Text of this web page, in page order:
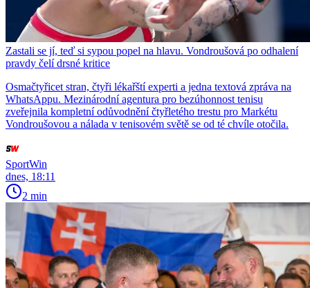
Zastali se jí, teď si sypou popel na hlavu. Vondroušová po odhalení
pravdy čelí drsné kritice
Osmačtyřicet stran, čtyři lékařští experti a jedna textová zpráva na
WhatsAppu. Mezinárodní agentura pro bezúhonnost tenisu
zveřejnila kompletní odůvodnění čtyřletého trestu pro Markétu
Vondroušovou a nálada v tenisovém světě se od té chvíle otočila.
SportWin
dnes, 18:11
2 min